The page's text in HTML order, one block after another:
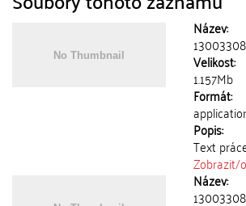
Název:
Velikost:
1.157Mb
Formát:
Popis:
Text
Zobrazit/
Název: